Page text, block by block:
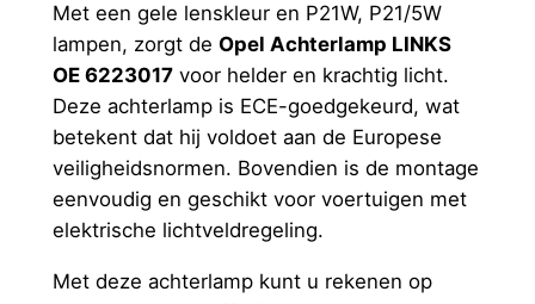
2
3
0
1
7
a
a
n
Met een gele lenskleur en P21W, P21/5W
lampen, zorgt de Opel Achterlamp LINKS
OE 6223017voor helder en krachtig licht.
Deze achterlamp is ECE-goedgekeurd, wat
betekent dat hij voldoet aan de Europese
veiligheidsnormen. Bovendien is de montage
eenvoudig en geschikt voor voertuigen met
elektrische lichtveldregeling.
Met deze achterlamp kunt u rekenen op